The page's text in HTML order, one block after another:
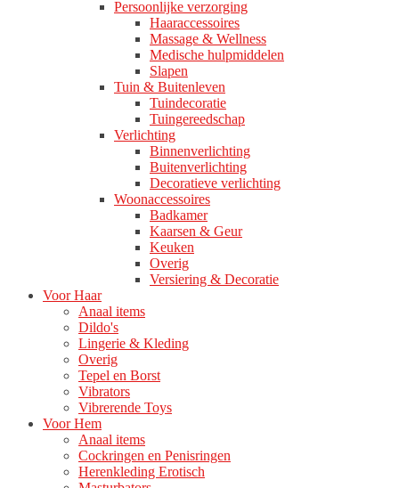
Persoonlijke verzorging
Haaraccessoires
Massage & Wellness
Medische hulpmiddelen
Slapen
Tuin & Buitenleven
Tuindecoratie
Tuingereedschap
Verlichting
Binnenverlichting
Buitenverlichting
Decoratieve verlichting
Woonaccessoires
Badkamer
Kaarsen & Geur
Keuken
Overig
Versiering & Decoratie
Voor Haar
Anaal items
Dildo's
Lingerie & Kleding
Overig
Tepel en Borst
Vibrators
Vibrerende Toys
Voor Hem
Anaal items
Cockringen en Penisringen
Herenkleding Erotisch